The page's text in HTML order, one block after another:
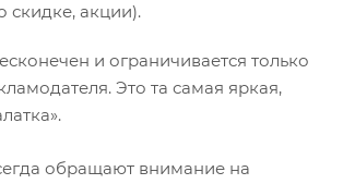
акции).
и ограничивается только
Это та самая яркая,
обращают внимание на